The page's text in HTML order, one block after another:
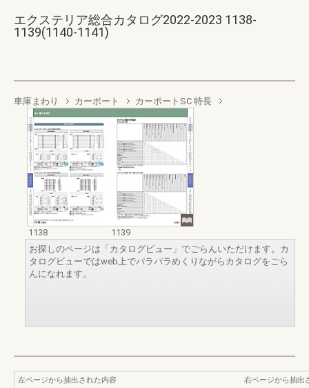
エクステリア総合カタログ2022-2023 1138-
1139(1140-1141)
車庫まわり カーポート カーポートSC 特長
1138
1139
お探しのページは「カタログビュー」でごらんいただけます。カ
タログビューではweb上でパラパラめくりながらカタログをごら
んになれます。
左ページから抽出された内容
右ページから抽出